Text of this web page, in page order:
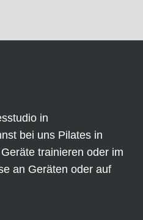
in
bei uns Pilates in
trainieren oder im
an Geräten oder auf